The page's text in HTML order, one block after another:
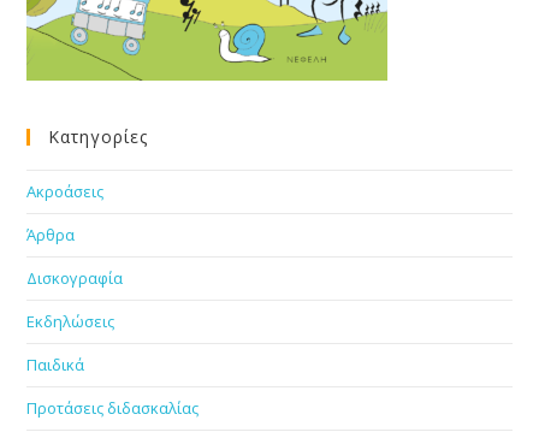
Κατηγορίες
Ακροάσεις
Άρθρα
Δισκογραφία
Εκδηλώσεις
Παιδικά
Προτάσεις διδασκαλίας